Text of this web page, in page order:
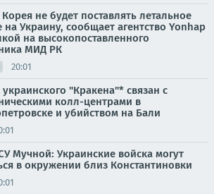
не будет поставлять летальное
Украину, сообщает агентство Yonhap
на высокопоставленного
МИД РК
20:01
"Кракена"* связан с
колл-центрами в
и убийством на Бали
Мучной: Украинские войска могут
в окружении близ Константиновки